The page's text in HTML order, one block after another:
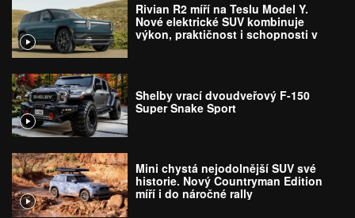
Rivian R2 míří na Teslu Model Y.
Nové elektrické SUV kombinuje
výkon, praktičnost i schopnosti v
Shelby vrací dvoudveřový F-150
Super Snake Sport
Mini chystá nejodolnější SUV své
historie. Nový Countryman Edition
míří i do náročné rally